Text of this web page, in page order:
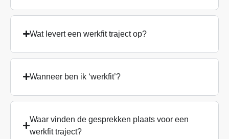
Wat levert een werkfit traject op?
Wanneer ben ik ‘werkfit’?
Waar vinden de gesprekken plaats voor een
werkfit traject?